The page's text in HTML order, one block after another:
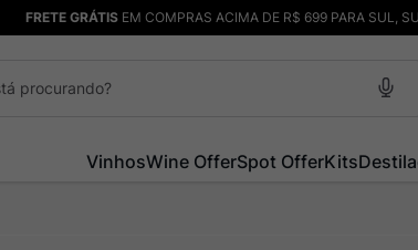
FRETE GRÁTISEM COMPRAS ACIMA DE R$ 699 PARA SUL,
VinhosWine OfferSpot OfferKits